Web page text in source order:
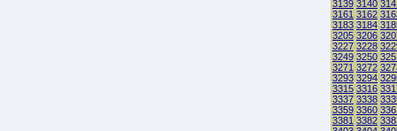
3139 3140
3161 3162
3183 3184
3205 3206
3227 3228
3249 3250
3271 3272
3293 3294
3315 3316
3337 3338
3359 3360
3381 3382